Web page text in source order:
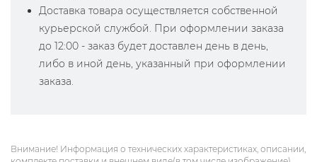
Доставка товара осуществляется собственной
курьерской службой. При оформлении заказа
до 12:00 - заказ будет доставлен день в день,
либо в иной день, указанный при оформлении
заказа.
Внимание! Информация о технических характеристиках, описании,